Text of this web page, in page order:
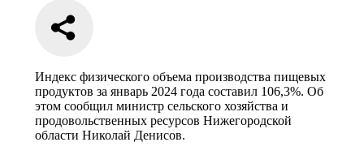
Индекс физического объема производства пищевых
продуктов за январь 2024 года составил 106,3%. Об
этом сообщил министр сельского хозяйства и
продовольственных ресурсов Нижегородской
области Николай Денисов.